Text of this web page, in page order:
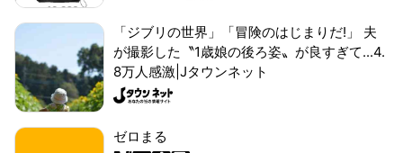
「ジブリの世界」「冒険のはじまりだ!」 夫
が撮影した〝1歳娘の後ろ姿〟が良すぎて...4.
8万人感激|Jタウンネット
ゼロまる